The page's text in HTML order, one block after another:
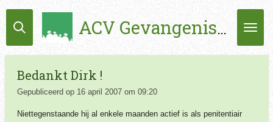
Ga
direct
de
hoofdinhoud
ACV Gevangenissen
Bedankt Dirk !
Gepubliceerd op 16 april 2007 om 09:20
Niettegenstaande hij al enkele maanden actief is als penitentiair